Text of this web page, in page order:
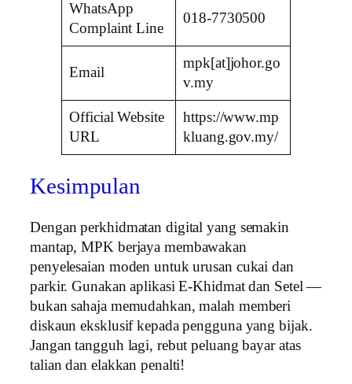
WhatsApp
Complaint Line
018-7730500
Email
mpk[at]johor.go
v.my
Official Website
URL
https://www.mp
kluang.gov.my/
Kesimpulan
Dengan perkhidmatan digital yang semakin
mantap, MPK berjaya membawakan
penyelesaian moden untuk urusan cukai dan
parkir. Gunakan aplikasi E-Khidmat dan Setel —
bukan sahaja memudahkan, malah memberi
diskaun eksklusif kepada pengguna yang bijak.
Jangan tangguh lagi, rebut peluang bayar atas
talian dan elakkan penalti!